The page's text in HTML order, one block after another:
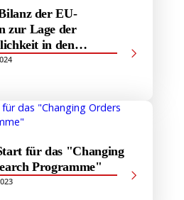
der EU-
zur Lage der
in den
des Westbalkans
für das "Changing
Programme"